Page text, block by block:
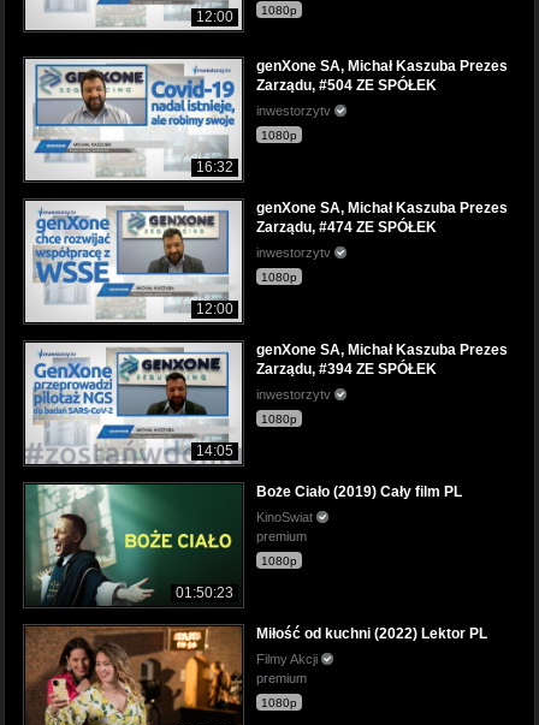
12:00 1080p
16:32
genXone SA, Michał Kaszuba Prezes
Zarządu, #504 ZE SPÓŁEK
inwestorzytv
1080p
12:00
genXone SA, Michał Kaszuba Prezes
Zarządu, #474 ZE SPÓŁEK
inwestorzytv
1080p
14:05
genXone SA, Michał Kaszuba Prezes
Zarządu, #394 ZE SPÓŁEK
inwestorzytv
1080p
01:50:23
Boże Ciało (2019) Cały film PL
KinoSwiat
premium
1080p
Miłość od kuchni (2022) Lektor PL
Filmy Akcji
premium
1080p